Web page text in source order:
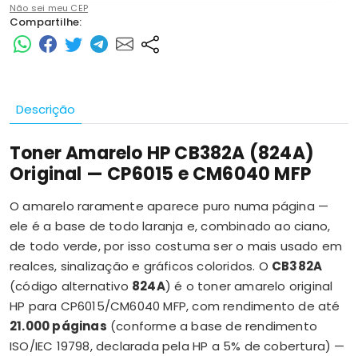
Não sei meu CEP
Compartilhe:
Descrição
Toner Amarelo HP CB382A (824A)
Original — CP6015 e CM6040 MFP
O amarelo raramente aparece puro numa página —
ele é a base de todo laranja e, combinado ao ciano,
de todo verde, por isso costuma ser o mais usado em
realces, sinalização e gráficos coloridos. O CB382A
(código alternativo 824A) é o toner amarelo original
HP para CP6015/CM6040 MFP, com rendimento de até
21.000 páginas (conforme a base de rendimento
ISO/IEC 19798, declarada pela HP a 5% de cobertura) —